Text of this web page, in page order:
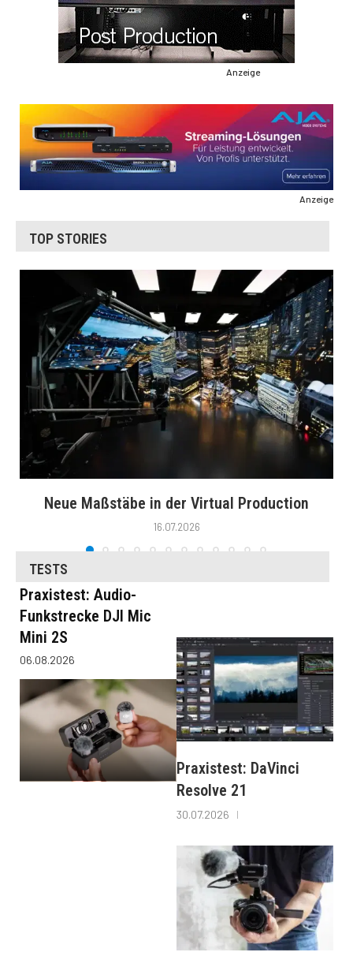
Anzeige
Anzeige
TOP STORIES
Neue Maßstäbe in der Virtual Production
16.07.2026
TESTS
Praxistest: Audio-
Funkstrecke DJI Mic
Mini 2S
06.08.2026
Praxistest: DaVinci
Resolve 21
30.07.2026